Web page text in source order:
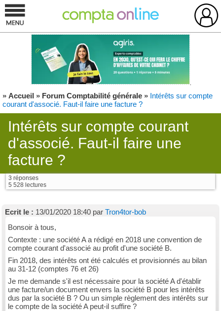
» Accueil » Forum Comptabilité générale » Intérêts sur compte
courant d'associé. Faut-il faire une facture ?
Intérêts sur compte courant
d'associé. Faut-il faire une
facture ?
3 réponses
5 528 lectures
Ecrit le : 13/01/2020 18:40 par Tron4tor-bob
Bonsoir à tous,
Contexte : une société A a rédigé en 2018 une convention de
compte courant d'associé au profit d'une société B.
Fin 2018, des intérêts ont été calculés et provisionnés au bilan
au 31-12 (comptes 76 et 26)
Je me demande s'il est nécessaire pour la société A d'établir
une facture/un document envers la société B pour les intérêts
dus par la société B ? Ou un simple règlement des intérêts sur
le compte de la société A peut-il suffire ?